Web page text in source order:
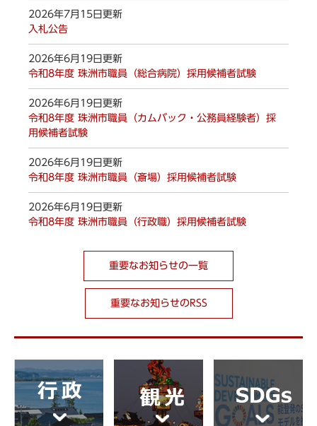
2026年7月15日更新
入札公告
2026年6月19日更新
令和8年度 珠洲市職員（総合病院）採用候補者試験
2026年6月19日更新
令和8年度 珠洲市職員（カムバック・公務員経験者）採
用候補者試験
2026年6月19日更新
令和8年度 珠洲市職員（斎場）採用候補者試験
2026年6月19日更新
令和8年度 珠洲市職員（行政職）採用候補者試験
重要なお知らせの一覧
重要なお知らせのRSS